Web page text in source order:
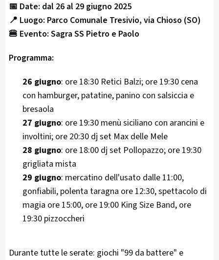
📅 Date: dal 26 al 29 giugno 2025
📍 Luogo: Parco Comunale Tresivio, via Chioso (SO)
🍔 Evento: Sagra SS Pietro e Paolo
Programma:
26 giugno: ore 18:30 Retici Balzi; ore 19:30 cena
con hamburger, patatine, panino con salsiccia e
bresaola
27 giugno: ore 19:30 menù siciliano con arancini e
involtini; ore 20:30 dj set Max delle Mele
28 giugno: ore 18:00 dj set Pollopazzo; ore 19:30
grigliata mista
29 giugno: mercatino dell'usato dalle 11:00,
gonfiabili, polenta taragna ore 12:30, spettacolo di
magia ore 15:00, ore 19:00 King Size Band, ore
19:30 pizzoccheri
Durante tutte le serate: giochi "99 da battere" e